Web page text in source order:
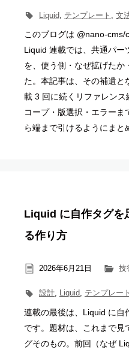
Liquid テンプレート 文
このブログは @nano-cms/
Liquid 連載では、共通パ
を、使う側・なぜ拡げたか
た。本記事は、その補遺と
載 3 回に続くリファレン
コープ・版選択・エラー
ら端まで引けるようにまと
Liquid に自作タグ
る作り方
2026年6月21日 技
設計, Liquid, テンプレート
連載の最後は、Liquid に自
です。題材は、これまで見
グそのもの。前回（なぜ